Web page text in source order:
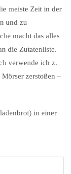
meiste Zeit in der
und zu
macht das alles
die Zutatenliste.
verwende ich z.
zerstoßen –